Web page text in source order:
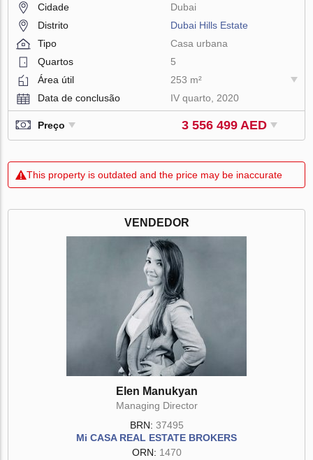
Cidade
Dubai
Distrito
Dubai Hills Estate
Tipo
Casa urbana
Quartos
5
Área útil
253 m²
Data de conclusão
IV quarto, 2020
Preço 3 556 499 AED
This property is outdated and the price may be inaccurate
VENDEDOR
Elen Manukyan
Managing Director
BRN: 37495
Mi CASA REAL ESTATE BROKERS
ORN: 1470